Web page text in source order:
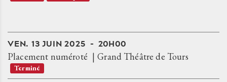
VEN. 13 JUIN 2025 20H00
Placement numéroté Grand Théâtre de Tours
Terminé